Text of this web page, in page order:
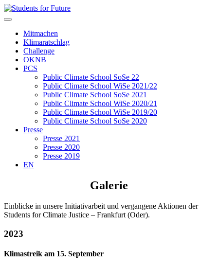
Mitmachen
Klimaratschlag
Challenge
OKNB
PCS
Public Climate School SoSe 22
Public Climate School WiSe 2021/22
Public Climate School SoSe 2021
Public Climate School WiSe 2020/21
Public Climate School WiSe 2019/20
Public Climate School SoSe 2020
Presse
Presse 2021
Presse 2020
Presse 2019
EN
Galerie
Einblicke in unsere Initiativarbeit und vergangene Aktionen der
Students for Climate Justice – Frankfurt (Oder).
2023
Klimastreik am 15. September